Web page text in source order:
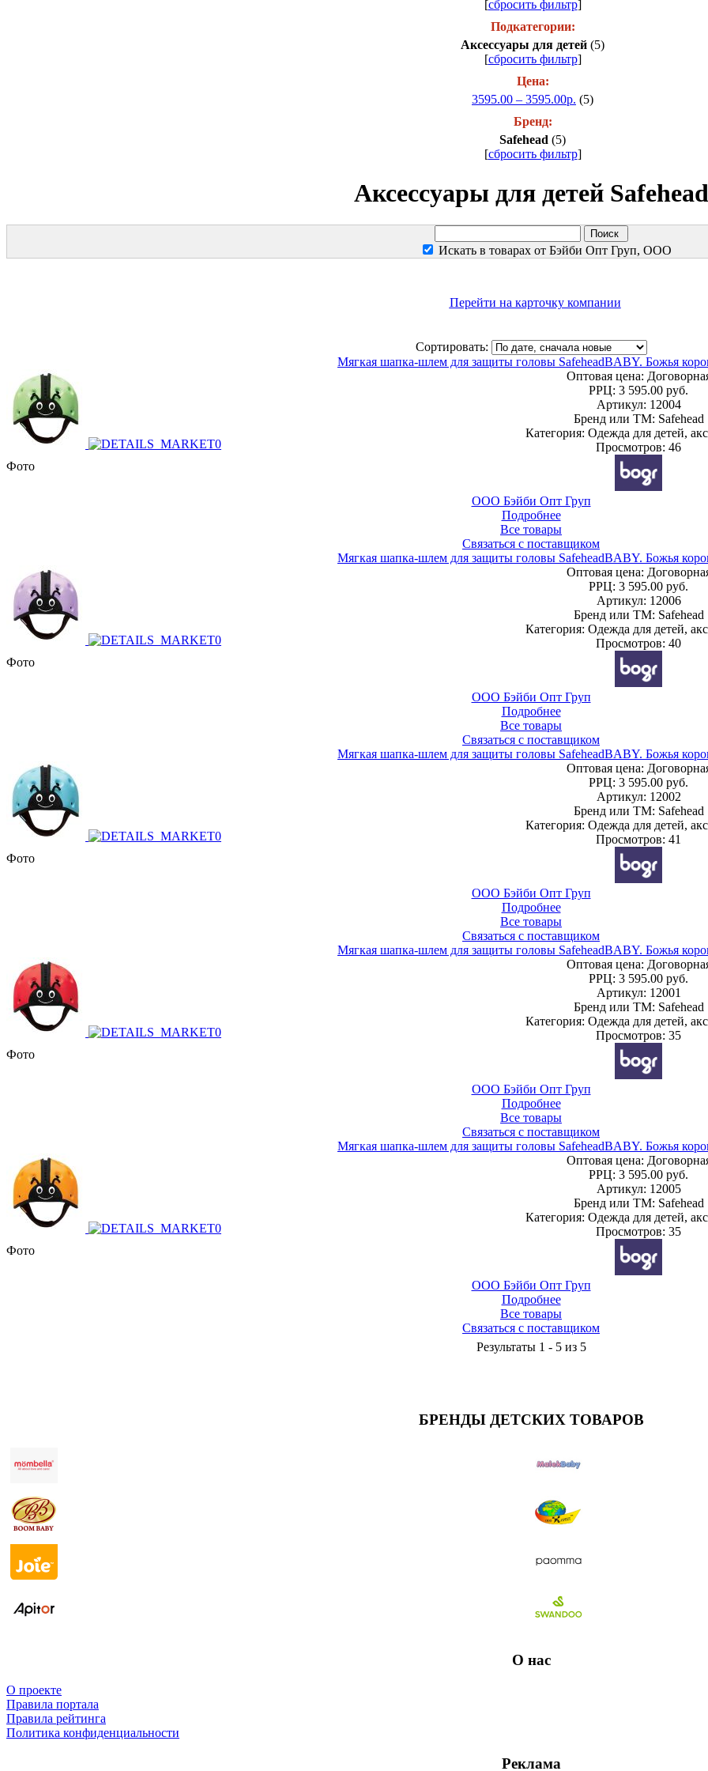
[сбросить фильтр]
Подкатегории:
Аксессуары для детей (5)
[сбросить фильтр]
Цена:
3595.00 – 3595.00р. (5)
Бренд:
Safehead (5)
[сбросить фильтр]
Аксессуары для детей Safehead
Искать в товарах от Бэйби Опт Груп, ООО
Перейти на карточку компании
Сортировать:
Мягкая шапка-шлем для защиты головы SafeheadBABY. Божья
Фото
Оптовая цена:
РРЦ: 3 595.00 руб.
Артикул: 12004
Бренд или ТМ: Safehead
Категория: Одежда для детей,
Просмотров: 46
ООО Бэйби Опт Груп
Подробнее
Все товары
Связаться с поставщиком
Мягкая шапка-шлем для защиты головы SafeheadBABY. Божья
Фото
Оптовая цена:
РРЦ: 3 595.00 руб.
Артикул: 12006
Бренд или ТМ: Safehead
Категория: Одежда для детей,
Просмотров: 40
ООО Бэйби Опт Груп
Подробнее
Все товары
Связаться с поставщиком
Мягкая шапка-шлем для защиты головы SafeheadBABY. Божья
Фото
Оптовая цена:
РРЦ: 3 595.00 руб.
Артикул: 12002
Бренд или ТМ: Safehead
Категория: Одежда для детей,
Просмотров: 41
ООО Бэйби Опт Груп
Подробнее
Все товары
Связаться с поставщиком
Мягкая шапка-шлем для защиты головы SafeheadBABY. Божья
Фото
Оптовая цена:
РРЦ: 3 595.00 руб.
Артикул: 12001
Бренд или ТМ: Safehead
Категория: Одежда для детей,
Просмотров: 35
ООО Бэйби Опт Груп
Подробнее
Все товары
Связаться с поставщиком
Мягкая шапка-шлем для защиты головы SafeheadBABY. Божья
Фото
Оптовая цена:
РРЦ: 3 595.00 руб.
Артикул: 12005
Бренд или ТМ: Safehead
Категория: Одежда для детей,
Просмотров: 35
ООО Бэйби Опт Груп
Подробнее
Все товары
Связаться с поставщиком
Результаты 1 - 5 из 5
БРЕНДЫ ДЕТСКИХ ТОВАРОВ
О нас
О проекте
Правила портала
Правила рейтинга
Политика конфиденциальности
Реклама